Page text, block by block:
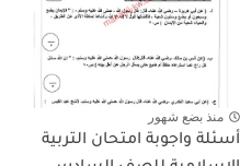
منذ بضع شهور
أسئلة واجوبة امتحان التربية